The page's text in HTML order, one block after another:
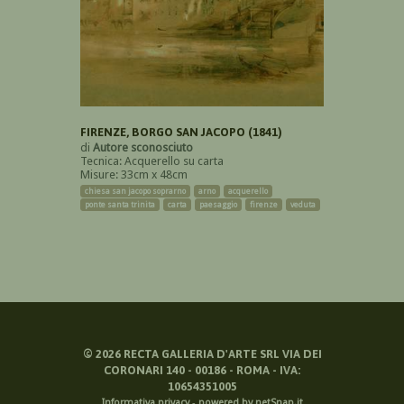
FIRENZE, BORGO SAN JACOPO (1841)
di Autore sconosciuto
Tecnica: Acquerello su carta
Misure: 33cm x 48cm
chiesa san jacopo soprarno arno
acquerello
ponte santa trinita
carta paesaggio firenze veduta
© 2026RECTA GALLERIA D'ARTE SRL VIA DEI
CORONARI 140 - 00186 - ROMA - IVA:
10654351005